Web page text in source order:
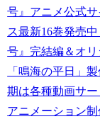
号』アニメ公式
ス最新16巻発売
号』完結編＆オ
「鳴海の平日」
期は各種動画サー
アニメーション制